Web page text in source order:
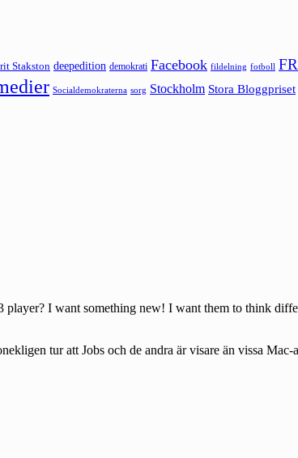
Stakston deepedition demokrati Facebook fildelning fotboll
Socialdemokraterna sorg Stockholm Stora Bloggpriset
I want something new! I want them to think
tur att Jobs och de andra är visare än vissa